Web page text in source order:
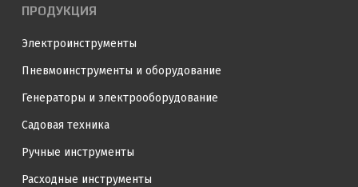
ПРОДУКЦИЯ
Электроинструменты
Пневмоинструменты и оборудование
Генераторы и электрооборудование
Садовая техника
Ручные инструменты
Расходные инструменты